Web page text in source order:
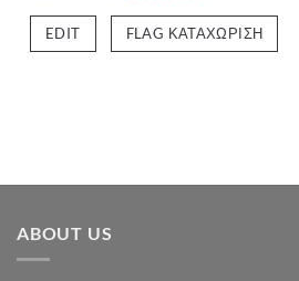
EDIT FLAG ΚΑΤΑΧΏΡΙΣΗ
ABOUT US